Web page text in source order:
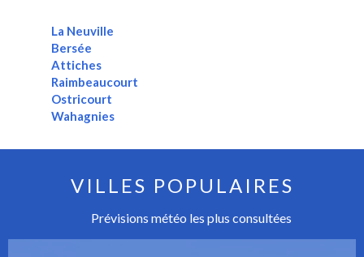
La Neuville
Bersée
Attiches
Raimbeaucourt
Ostricourt
Wahagnies
VILLES POPULAIRES
Prévisions météo les plus consultées